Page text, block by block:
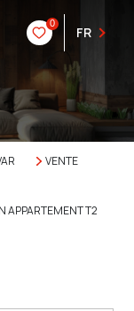
0
FR
VENTE
APPARTEMENT T2